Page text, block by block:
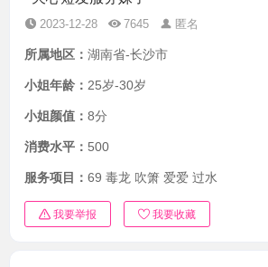
2023-12-28 7645 匿名
所属地区： 湖南省-长沙市
小姐年龄： 25岁-30岁
小姐颜值： 8分
消费水平： 500
服务项目： 69 毒龙 吹箫 爱爱 过水
我要举报 我要收藏